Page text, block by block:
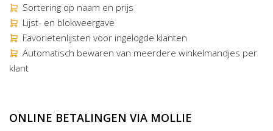
Sortering op naam en prijs
Lijst- en blokweergave
Favorietenlijsten voor ingelogde klanten
Automatisch bewaren van meerdere winkelmandjes per
klant
ONLINE BETALINGEN VIA MOLLIE